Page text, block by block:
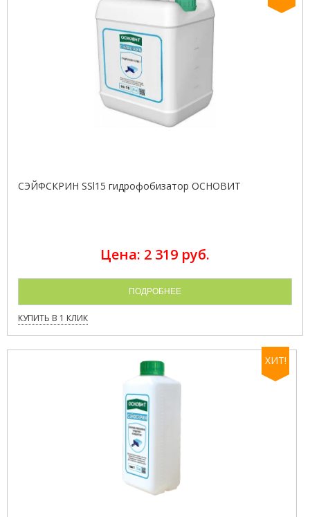
СЭЙФСКРИН SSl15 гидрофобизатор ОСНОВИТ
Цена: 2 319 руб.
ПОДРОБНЕЕ
КУПИТЬ В 1 КЛИК
ХИТ!